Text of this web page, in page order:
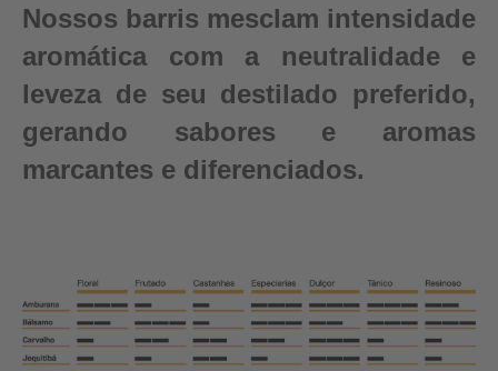
Nossos barris mesclam intensidade
aromática com a neutralidade e
leveza de seu destilado preferido,
gerando sabores e aromas
marcantes e diferenciados.